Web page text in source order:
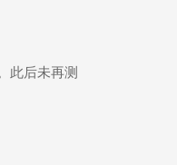
此后未再测